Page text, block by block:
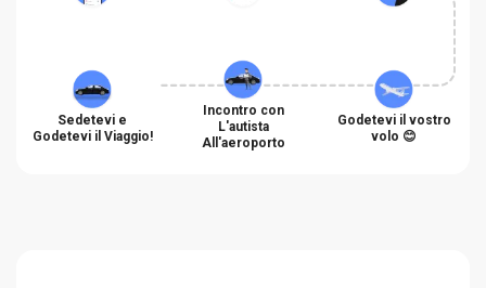
Sedetevi e
Godetevi il Viaggio!
Incontro con
L'autista
All'aeroporto
Godetevi il vostro
volo 😊